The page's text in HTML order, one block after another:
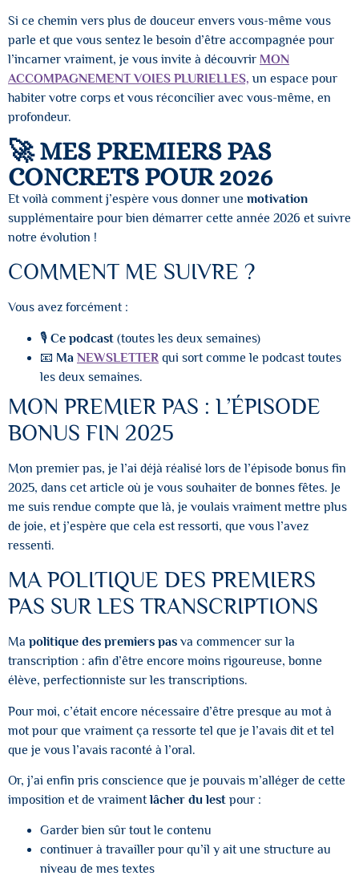
Si ce chemin vers plus de douceur envers vous-même vous
parle et que vous sentez le besoin d’être accompagnée pour
l’incarner vraiment, je vous invite à découvrir MON
ACCOMPAGNEMENT VOIES PLURIELLES, un espace pour
habiter votre corps et vous réconcilier avec vous-même, en
profondeur.
🚀 MES PREMIERS PAS
CONCRETS POUR 2026
Et voilà comment j’espère vous donner une motivation
supplémentaire pour bien démarrer cette année 2026 et suivre
notre évolution !
COMMENT ME SUIVRE ?
Vous avez forcément :
🎙️ Ce podcast (toutes les deux semaines)
📧 Ma NEWSLETTER qui sort comme le podcast toutes
les deux semaines.
MON PREMIER PAS : L’ÉPISODE
BONUS FIN 2025
Mon premier pas, je l’ai déjà réalisé lors de l’épisode bonus fin
2025, dans cet article où je vous souhaiter de bonnes fêtes. Je
me suis rendue compte que là, je voulais vraiment mettre plus
de joie, et j’espère que cela est ressorti, que vous l’avez
ressenti.
MA POLITIQUE DES PREMIERS
PAS SUR LES TRANSCRIPTIONS
Ma politique des premiers pas va commencer sur la
transcription : afin d’être encore moins rigoureuse, bonne
élève, perfectionniste sur les transcriptions.
Pour moi, c’était encore nécessaire d’être presque au mot à
mot pour que vraiment ça ressorte tel que je l’avais dit et tel
que je vous l’avais raconté à l’oral.
Or, j’ai enfin pris conscience que je pouvais m’alléger de cette
imposition et de vraimentlâcher du lest pour :
Garder bien sûr tout le contenu
continuer à travailler pour qu’il y ait une structure au
niveau de mes textes